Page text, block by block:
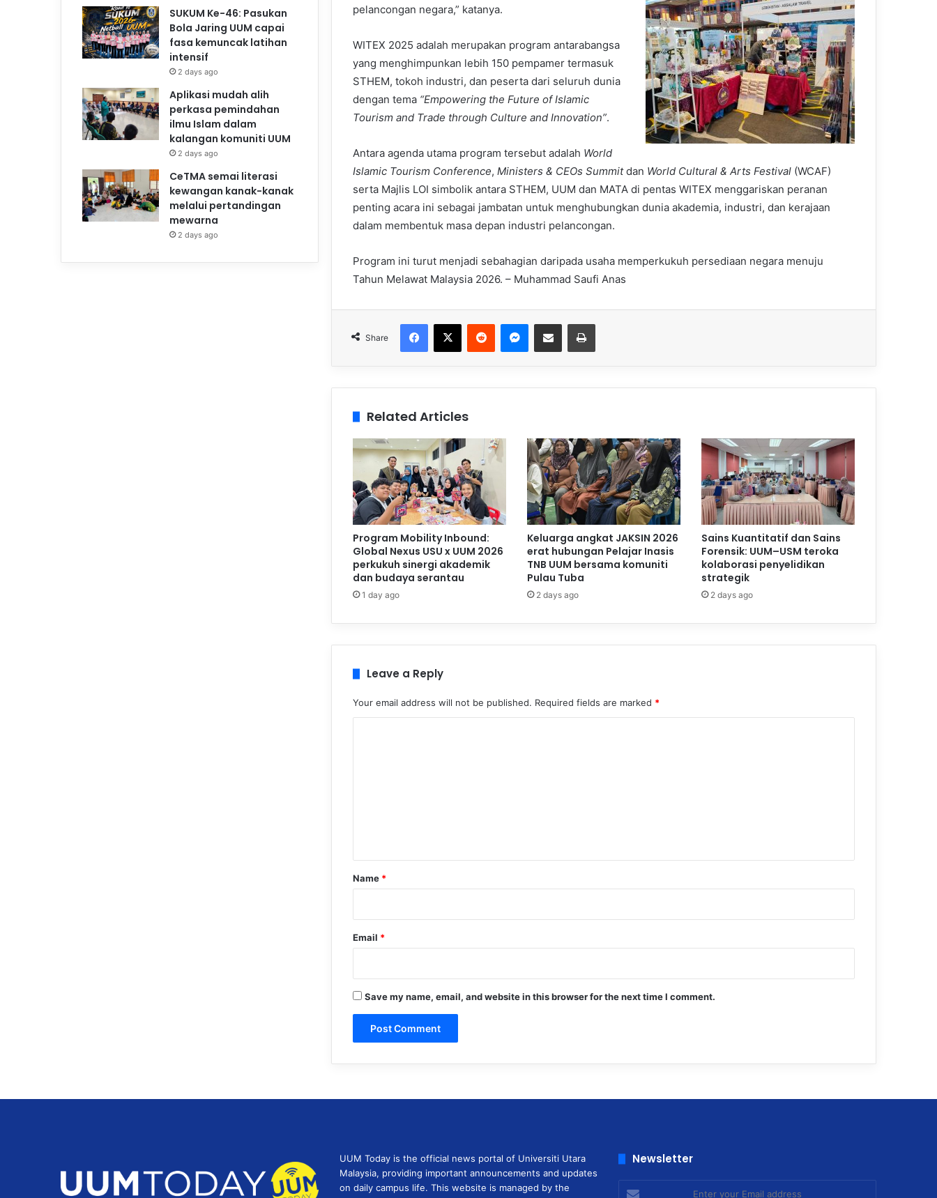
pelancongan negara,” katanya.
WITEX 2025 adalah merupakan program antarabangsa
yang menghimpunkan lebih 150 pempamer termasuk
STHEM, tokoh industri, dan peserta dari seluruh dunia
dengan tema “Empowering the Future of Islamic
Tourism and Trade through Culture and Innovation”.
Antara agenda utama program tersebut adalah World
Islamic Tourism Conference, Ministers & CEOs Summitdan World Cultural & Arts Festival (WCAF)
serta Majlis LOI simbolik antara STHEM, UUM dan MATA di pentas WITEX menggariskan peranan
penting acara ini sebagai jambatan untuk menghubungkan dunia akademia, industri, dan kerajaan
dalam membentuk masa depan industri pelancongan.
Program ini turut menjadi sebahagian daripada usaha memperkukuh persediaan negara menuju
Tahun Melawat Malaysia 2026. – Muhammad Saufi Anas
Share
Related Articles
Program Mobility Inbound:
Global Nexus USU x UUM 2026
perkukuh sinergi akademik
dan budaya serantau
1 day ago
Keluarga angkat JAKSIN 2026
erat hubungan Pelajar Inasis
TNB UUM bersama komuniti
Pulau Tuba
2 days ago
Sains Kuantitatif dan Sains
Forensik: UUM–USM teroka
kolaborasi penyelidikan
strategik
2 days ago
Leave a Reply
Your email address will not be published. Required fields are marked *
*
Name *
Email *
Save my name, email, and website in this browser for the next time I comment.
SUKUM Ke-46: Pasukan
Bola Jaring UUM capai
fasa kemuncak latihan
intensif
2 days ago
Aplikasi mudah alih
perkasa pemindahan
ilmu Islam dalam
kalangan komuniti UUM
2 days ago
CeTMA semai literasi
kewangan kanak-kanak
melalui pertandingan
mewarna
2 days ago
UUM Today is the official news portal of Universiti Utara
Malaysia, providing important announcements and updates
on daily campus life. This website is managed by the
Newsletter